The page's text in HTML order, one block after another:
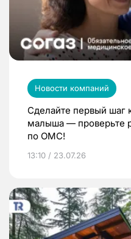
Новости компаний
Сделайте первый шаг
малыша — проверьте
по ОМС!
13:10 / 23.07.26